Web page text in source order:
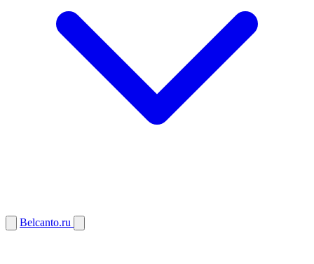
Belcanto.ru